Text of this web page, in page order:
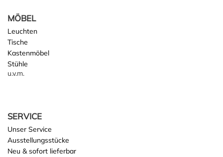
MÖBEL
Leuchten
Tische
Kastenmöbel
Stühle
u.v.m.
SERVICE
Unser Service
Ausstellungsstücke
Neu & sofort lieferbar